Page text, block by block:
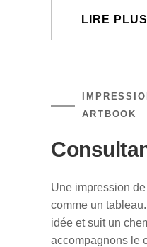
LIRE PLUS
ARTBOOK
Une impression
comme un
idée et suit un
accompagnons le